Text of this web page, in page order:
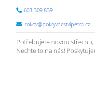
603 309 839
tokov@pokryvacstvipetra.cz
Potřebujete novou střechu,
Nechte to na nás!